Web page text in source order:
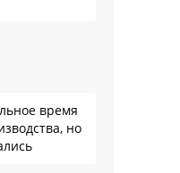
время
но